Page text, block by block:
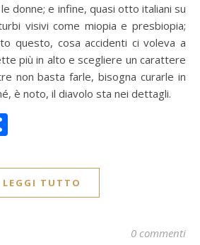
donne; e infine, quasi otto italiani su
visivi come miopia e presbiopia;
questo, cosa accidenti ci voleva a
più in alto e scegliere un carattere
non basta farle, bisogna curarle in
è noto, il diavolo sta nei dettagli.
LEGGI TUTTO
0 commenti